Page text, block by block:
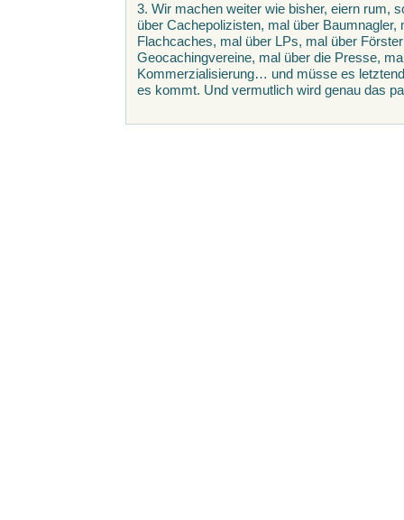
3. Wir machen weiter wie bisher, eiern rum,
über Cachepolizisten, mal über Baumnagler,
Flachcaches, mal über LPs, mal über
Geocachingvereine, mal über die Presse,
Kommerzialisierung… und müsse es
es kommt. Und vermutlich wird genau das